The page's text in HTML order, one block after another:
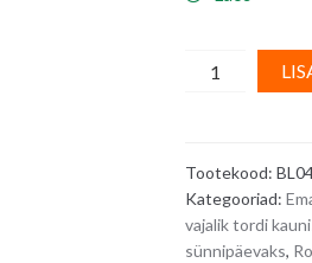
kaunistus
rohelise
servaga
quantity
Tootekood:
Kategooriad:
vajalik tordi
sünnipäevaks,